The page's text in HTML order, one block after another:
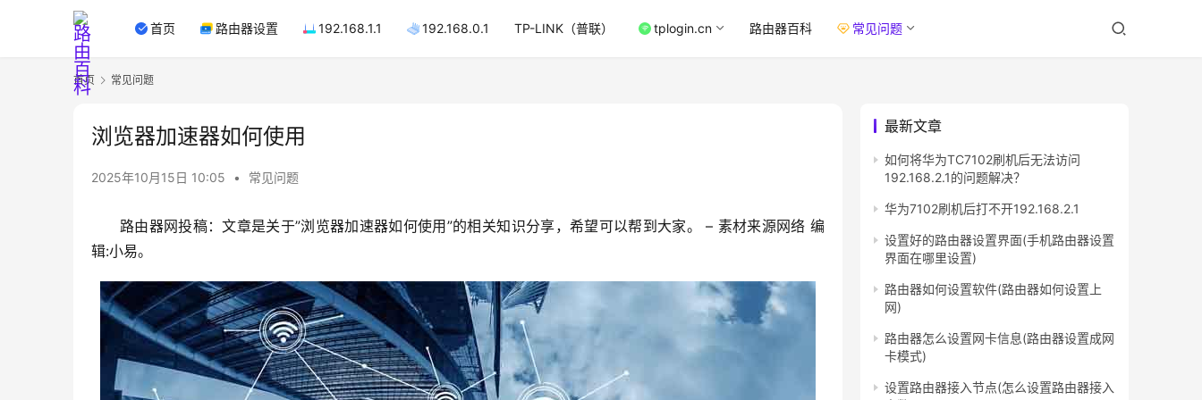
首页 路由器设置 192.168.1.1 192.168.0.1 TP-LINK（普联） tplogin.cn 路由器百科 常见问题
首页 常见问题
浏览器加速器如何使用
2025年10月15日 10:05 • 常见问题
路由器网投稿：文章是关于”浏览器加速器如何使用”的相关知识分享，希望可以帮到大家。 – 素材来源网络 编
辑:小易。
最新文章
如何将华为TC7102刷机后无法访问
192.168.2.1的问题解决？
华为7102刷机后打不开192.168.2.1
设置好的路由器设置界面(手机路由器设置
界面在哪里设置)
路由器如何设置软件(路由器如何设置上
网)
路由器怎么设置网卡信息(路由器设置成网
卡模式)
设置路由器接入节点(怎么设置路由器接入